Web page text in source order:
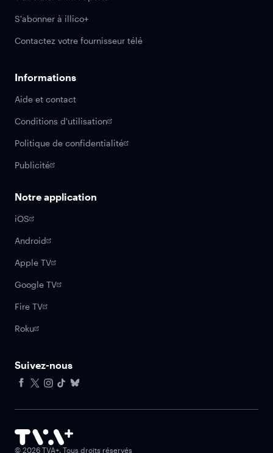
S'abonner à illico+
Contactez votre fournisseur télé
Informations
Aide et contact
Conditions d'utilisation
Politique de confidentialité
Publicité
Notre application
iOS
Android
Apple TV
Google TV
Fire TV
Roku
Suivez-nous
© 2026 TVA+. Tous droits réservés